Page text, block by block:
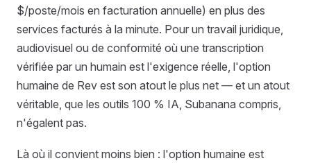
$/poste/mois en facturation annuelle) en plus des
services facturés à la minute. Pour un travail juridique,
audiovisuel ou de conformité où une transcription
vérifiée par un humain est l'exigence réelle, l'option
humaine de Rev est son atout le plus net — et un atout
véritable, que les outils 100 % IA, Subanana compris,
n'égalent pas.
Là où il convient moins bien : l'option humaine est